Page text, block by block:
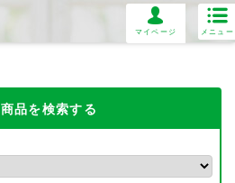
マイページ メニュー
商品を検索する